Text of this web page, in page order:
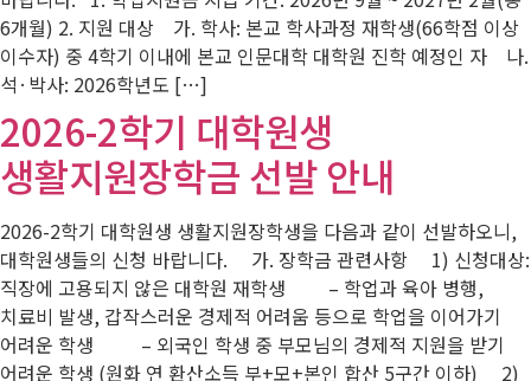
6개월) 2. 지원 대상 가. 학사: 본교 학사과정 재학생(66학점 이상
이수자) 중 4학기 이내에 본교 인문대학 대학원 진학 예정인 자 나.
석·박사: 2026학년도 […]
2026-2학기 대학원생
생활지원장학금 선발 안내
2026-2학기 대학원생 생활지원장학생을 다음과 같이 선발하오니,
대학원생들의 신청 바랍니다. 가. 장학금 관련사항 1) 신청대상:
직장에 고용되지 않은 대학원 재학생 – 학업과 육아 병행,
치료비 발생, 갑작스러운 경제적 어려움 등으로 학업을 이어가기
어려운 학생 – 외국인 학생 중 부모님의 경제적 지원을 받기
어려운 학생 (원화 연 환산소득 부+모+본인 합산 5구간 이하) 2)